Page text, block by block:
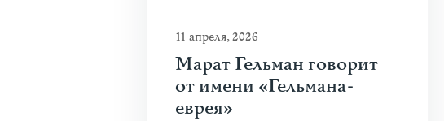
11 апреля, 2026
Марат Гельман говорит
от имени «Гельмана-
еврея»